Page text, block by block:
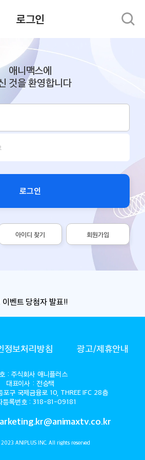
로그인
애니맥스에
것을 환영합니다
로그인
아이디 찾기 회원가입
벤트 당첨자 발표!!
정보처리방침 광고/제휴안내
: 주식회사 애니플러스
대표이사 : 전승택
포구 국제금융로 10, THREE IFC 28층
등록번호 : 318-81-09181
ANIPLUS INC. All rights reserved